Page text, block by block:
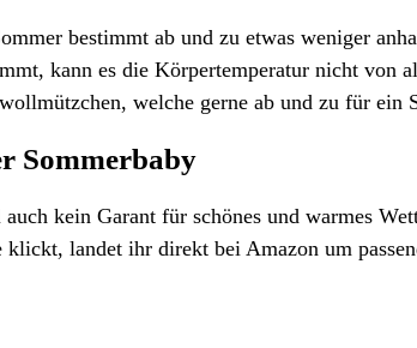
bestimmt ab und zu etwas weniger
kann es die Körpertemperatur nicht von
welche gerne ab und zu für ein
Sommerbaby
kein Garant für schönes und warmes
landet ihr direkt bei Amazon um